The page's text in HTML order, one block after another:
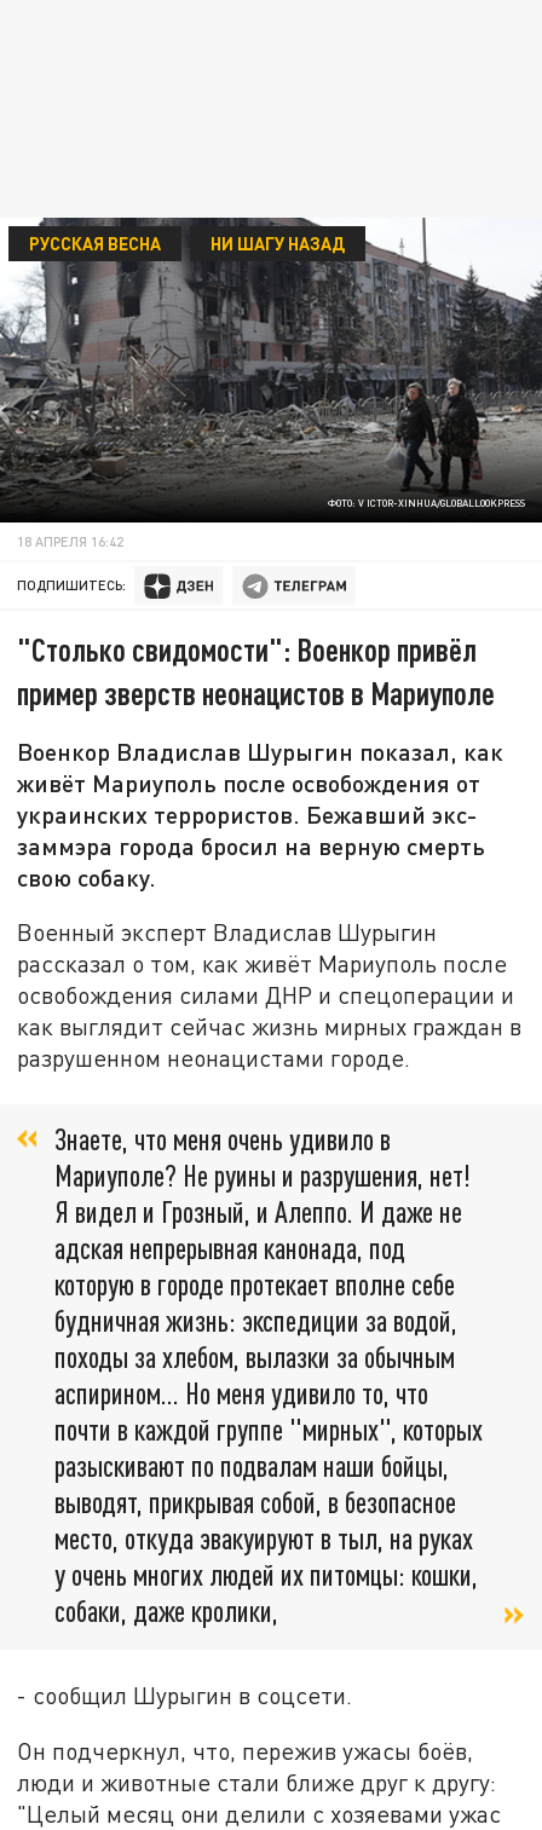
ФОТО: V ICTOR-XINHUA/GLOBALLOOKPRESS
РУССКАЯ ВЕСНА НИ ШАГУ НАЗАД
18 АПРЕЛЯ 16:42
ПОДПИШИТЕСЬ:
"Столько свидомости": Военкор привёл
пример зверств неонацистов в Мариуполе
Военкор Владислав Шурыгин показал, как
живёт Мариуполь после освобождения от
украинских террористов. Бежавший экс-
заммэра города бросил на верную смерть
свою собаку.
Военный эксперт Владислав Шурыгин
рассказал о том, как живёт Мариуполь после
освобождения силами ДНР и спецоперации и
как выглядит сейчас жизнь мирных граждан в
разрушенном неонацистами городе.
Знаете, что меня очень удивило в
Мариуполе? Не руины и разрушения, нет!
Я видел и Грозный, и Алеппо. И даже не
адская непрерывная канонада, под
которую в городе протекает вполне себе
будничная жизнь: экспедиции за водой,
походы за хлебом, вылазки за обычным
аспирином... Но меня удивило то, что
почти в каждой группе "мирных", которых
разыскивают по подвалам наши бойцы,
выводят, прикрывая собой, в безопасное
место, откуда эвакуируют в тыл, на руках
у очень многих людей их питомцы: кошки,
собаки, даже кролики,
- сообщил Шурыгин в соцсети.
Он подчеркнул, что, пережив ужасы боёв,
люди и животные стали ближе друг к другу:
"Целый месяц они делили с хозяевами ужас